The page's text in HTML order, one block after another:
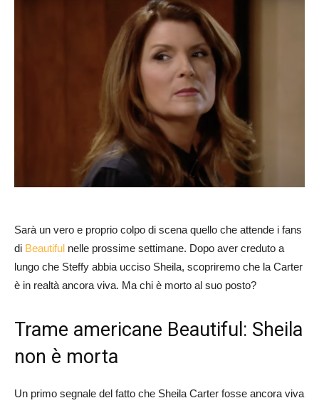
Sarà un vero e proprio colpo di scena quello che attende i fans
di Beautiful nelle prossime settimane. Dopo aver creduto a
lungo che Steffy abbia ucciso Sheila, scopriremo che la Carter
è in realtà ancora viva. Ma chi è morto al suo posto?
Trame americane Beautiful: Sheila
non è morta
Un primo segnale del fatto che Sheila Carter fosse ancora viva